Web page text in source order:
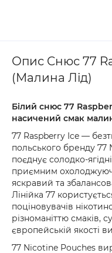
Опис Cнюс 77
(Малина Лід)
Білий снюс 77
насичений смак
77 Raspberry Ice —
польського бренду
поєднує солодко-
приємним
яскравий та
Лінійка 77
поціновувачів
різноманіттю смаків,
європейській якості
77 Nicotine Pouches